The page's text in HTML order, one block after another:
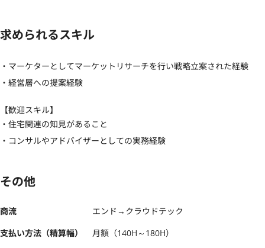
求められるスキル
・マーケターとしてマーケットリサーチを行い戦略立案された経験
・経営層への提案経験
【歓迎スキル】
・住宅関連の知見があること
・コンサルやアドバイザーとしての実務経験
その他
商流
エンド→クラウドテック
支払い方法（精算幅）
月額（140H～180H）